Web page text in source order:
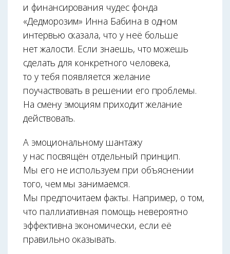
и финансирования чудес фонда
«Дедморозим» Инна Бабина в одном
интервью сказала, что у неё больше
нет жалости. Если знаешь, что можешь
сделать для конкретного человека,
то у тебя появляется желание
поучаствовать в решении его проблемы.
На смену эмоциям приходит желание
действовать.
А эмоциональному шантажу
у нас посвящён отдельный принцип.
Мы его не используем при объяснении
того, чем мы занимаемся.
Мы предпочитаем факты. Например, о том,
что паллиативная помощь невероятно
эффективна экономически, если её
правильно оказывать.